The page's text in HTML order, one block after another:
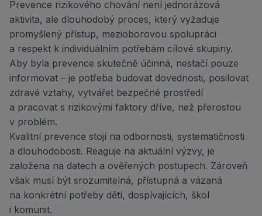
Prevence rizikového chování není jednorázová
aktivita, ale dlouhodobý proces, který vyžaduje
promyšlený přístup, mezioborovou spolupráci
a respekt k individuálním potřebám cílové skupiny.
Aby byla prevence skutečně účinná, nestačí pouze
informovat – je potřeba budovat dovednosti, posilovat
zdravé vztahy, vytvářet bezpečné prostředí
a pracovat s rizikovými faktory dříve, než přerostou
v problém.
Kvalitní prevence stojí na odbornosti, systematičnosti
a dlouhodobosti. Reaguje na aktuální výzvy, je
založena na datech a ověřených postupech. Zároveň
však musí být srozumitelná, přístupná a vázaná
na konkrétní potřeby dětí, dospívajících, škol
i komunit.